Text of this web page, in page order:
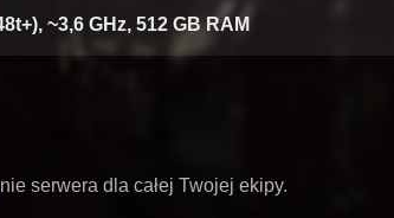
~3,6 GHz, 512 GB RAM
serwera dla całej Twojej ekipy.